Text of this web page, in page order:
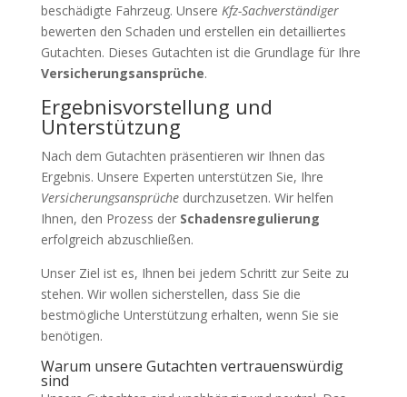
beschädigte Fahrzeug. Unsere Kfz-Sachverständiger
bewerten den Schaden und erstellen ein detailliertes
Gutachten. Dieses Gutachten ist die Grundlage für Ihre
Versicherungsansprüche.
Ergebnisvorstellung und
Unterstützung
Nach dem Gutachten präsentieren wir Ihnen das
Ergebnis. Unsere Experten unterstützen Sie, Ihre
Versicherungsansprüchedurchzusetzen. Wir helfen
Ihnen, den Prozess der Schadensregulierung
erfolgreich abzuschließen.
Unser Ziel ist es, Ihnen bei jedem Schritt zur Seite zu
stehen. Wir wollen sicherstellen, dass Sie die
bestmögliche Unterstützung erhalten, wenn Sie sie
benötigen.
Warum unsere Gutachten vertrauenswürdig
sind